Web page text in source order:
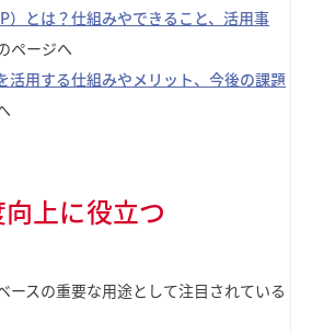
）とは？仕組みやできること、活用事
ページへ
活用する仕組みやメリット、今後の課題
上に役立つ
ースの重要な用途として注目されている